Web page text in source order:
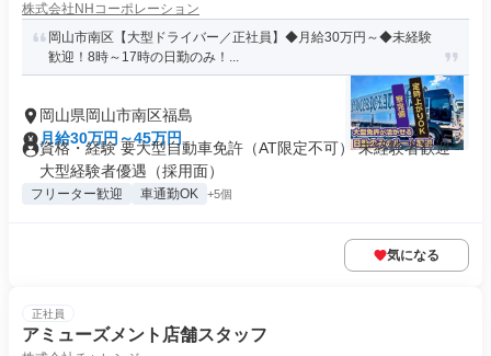
株式会社NHコーポレーション
岡山市南区【大型ドライバー／正社員】◆月給30万円～◆未経験
歓迎！8時～17時の日勤のみ！...
岡山県岡山市南区福島
月給30万円～45万円
資格・経験 要大型自動車免許（AT限定不可） 未経験者歓迎
大型経験者優遇（採用面）
フリーター歓迎 車通勤OK +5個
気になる
正社員
アミューズメント店舗スタッフ